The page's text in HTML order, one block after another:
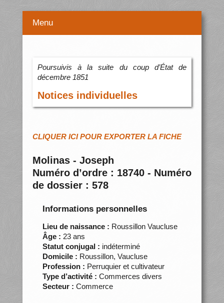
Menu
Poursuivis à la suite du coup d’État de
décembre 1851
Notices individuelles
CLIQUER ICI POUR EXPORTER LA FICHE
Molinas - Joseph
Numéro d’ordre : 18740 - Numéro
de dossier : 578
Informations personnelles
Lieu de naissance : Roussillon Vaucluse
Âge : 23 ans
Statut conjugal : indéterminé
Domicile : Roussillon, Vaucluse
Profession : Perruquier et cultivateur
Type d’activité : Commerces divers
Secteur : Commerce